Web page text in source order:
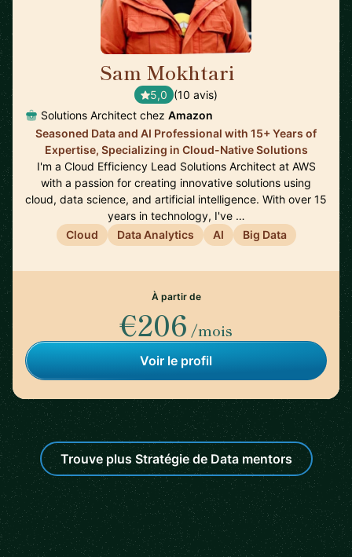
Sam Mokhtari
5,0 (10 avis)
Solutions Architect chez Amazon
Seasoned Data and AI Professional with 15+ Years of
Expertise, Specializing in Cloud-Native Solutions
I'm a Cloud Efficiency Lead Solutions Architect at AWS
with a passion for creating innovative solutions using
cloud, data science, and artificial intelligence. With over 15
years in technology, I've …
Cloud
Data Analytics AI Big Data
À partir de
€206 /mois
Voir le profil
Trouve plus Stratégie de Data mentors